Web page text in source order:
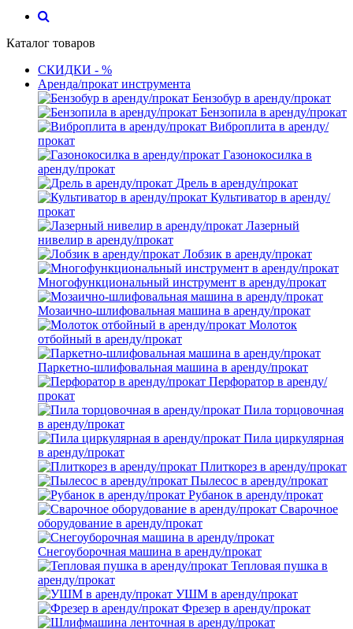
Каталог товаров
СКИДКИ - %
Аренда/прокат инструмента
Бензобур в аренду/прокат
Бензопила в аренду/прокат
Виброплита в аренду/
прокат
Газонокосилка в
аренду/прокат
Дрель в аренду/прокат
Культиватор в аренду/
прокат
Лазерный
нивелир в аренду/прокат
Лобзик в аренду/прокат
Многофункциональный инструмент в аренду/прокат
Мозаично-шлифовальная машина в аренду/прокат
Молоток
отбойный в аренду/прокат
Паркетно-шлифовальная машина в аренду/прокат
Перфоратор в аренду/
прокат
Пила торцовочная
в аренду/прокат
Пила циркулярная
в аренду/прокат
Плиткорез в аренду/прокат
Пылесос в аренду/прокат
Рубанок в аренду/прокат
Сварочное
оборудование в аренду/прокат
Снегоуборочная машина в аренду/прокат
Тепловая пушка в
аренду/прокат
УШМ в аренду/прокат
Фрезер в аренду/прокат